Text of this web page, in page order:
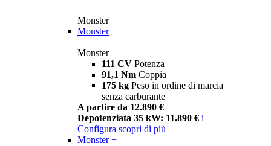
Monster
Monster
Monster
111 CV Potenza
91,1 Nm Coppia
175 kg Peso in ordine di marcia
senza carburante
A partire da 12.890 €
Depotenziata 35 kW: 11.890 € i
Configura scopri di più
Monster +